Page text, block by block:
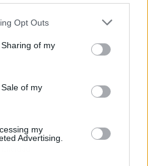
Opt Outs
of my
of my
my
Advertising.